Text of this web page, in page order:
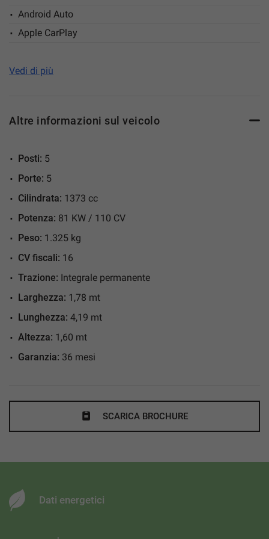
Android Auto
Apple CarPlay
Bluetooth
Chiusura centralizzata
Climatizzatore
Controllo automatico clima
Controllo elettronico della corsia
Controllo vocale
Cruise Control
ESP
Fari full-LED
Fendinebbia
Frenata d'emergenza assistita
Hill holder
Luci diurne
Luci diurne LED
Riconoscimento dei segnali stradali
Sedile posteriore sdoppiato
Sensore di luce
Vedi di più
Altre informazioni sul veicolo
Posti: 5
Porte: 5
Cilindrata: 1373 cc
Potenza: 81 KW / 110 CV
Peso: 1.325 kg
CV fiscali: 16
Trazione: Integrale permanente
Larghezza: 1,78 mt
Lunghezza: 4,19 mt
Altezza: 1,60 mt
Garanzia: 36 mesi
SCARICA BROCHURE
Dati energetici